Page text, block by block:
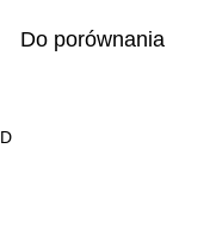
Do porównania